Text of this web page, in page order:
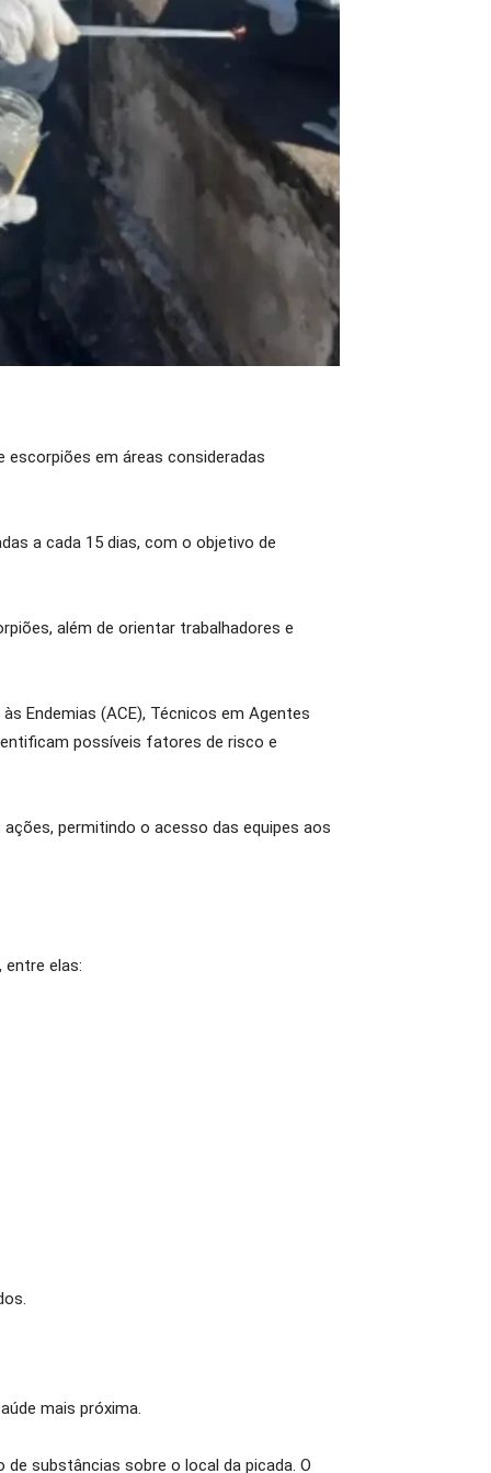
escorpiões em áreas consideradas
a cada 15 dias, com o objetivo de
além de orientar trabalhadores e
Endemias (ACE), Técnicos em Agentes
possíveis fatores de risco e
permitindo o acesso das equipes aos
entre elas:
mais próxima.
substâncias sobre o local da picada. O